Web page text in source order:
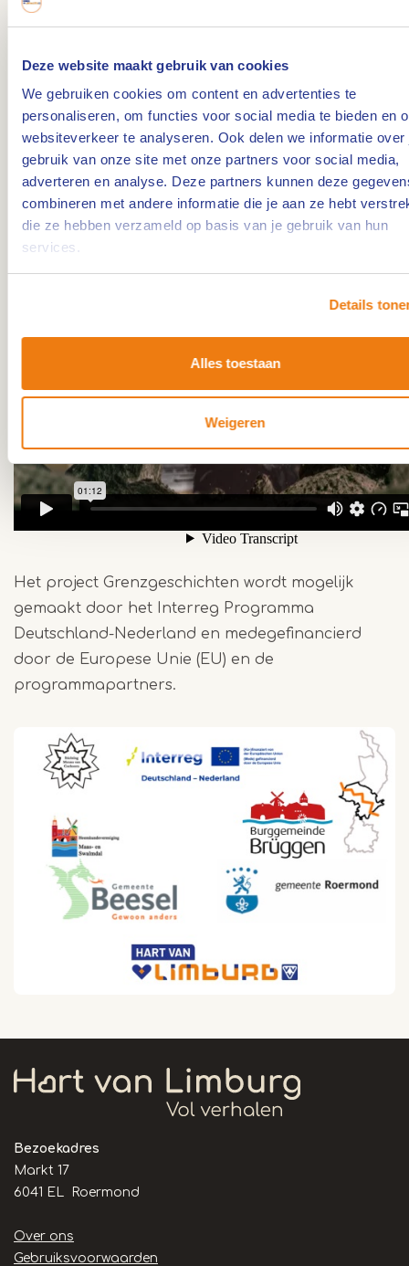
Deze website maakt gebruik van cookies
We gebruiken cookies om content en advertenties te
personaliseren, om functies voor social media te bieden en
websiteverkeer te analyseren. Ook delen we informatie over
gebruik van onze site met onze partners voor social media,
adverteren en analyse. Deze partners kunnen deze
combineren met andere informatie die je aan ze hebt
die ze hebben verzameld op basis van je gebruik van hun
services.
Details
Alles toestaan
Weigeren
familie in de nacht of de komst van bevrijders.
Grenzgeschichten brochure
download de gratis IZI Travel-app en open de
route op je telefoon.
Het project Grenzgeschichten wordt mogelijk
gemaakt door het Interreg Programma
Deutschland-Nederland en medegefinancierd
door de Europese Unie (EU) en de
programmapartners.
Bezoekadres
Markt 17
6041 EL Roermond
Handige
links
Over ons
Gebruiksvoorwaarden